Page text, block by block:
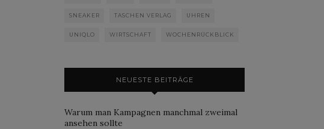
SNEAKER TASCHEN VERLAG UHREN
UNIQLO WIRTSCHAFT WOCHENRÜCKBLICK
NEUESTE BEITRÄGE
Warum man Kampagnen manchmal zweimal
ansehen sollte